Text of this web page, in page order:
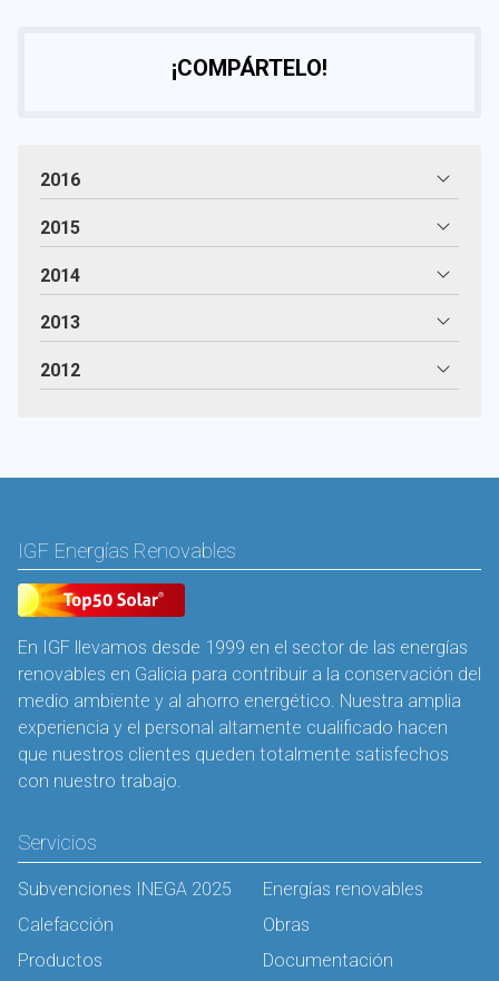
¡COMPÁRTELO!
2016
2015
2014
2013
2012
IGF Energías Renovables
En IGF llevamos desde 1999 en el sector de las energías
renovables en Galicia para contribuir a la conservación del
medio ambiente y al ahorro energético. Nuestra amplia
experiencia y el personal altamente cualificado hacen
que nuestros clientes queden totalmente satisfechos
con nuestro trabajo.
Servicios
Subvenciones INEGA 2025
Energías renovables
Calefacción
Obras
Productos
Documentación